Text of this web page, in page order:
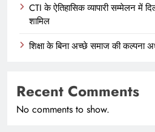
CTI के ऐतिहासिक व्यापारी सम्मेलन में
शामिल
शिक्षा के बिना अच्छे समाज की कल्पना
Recent Comments
No comments to show.